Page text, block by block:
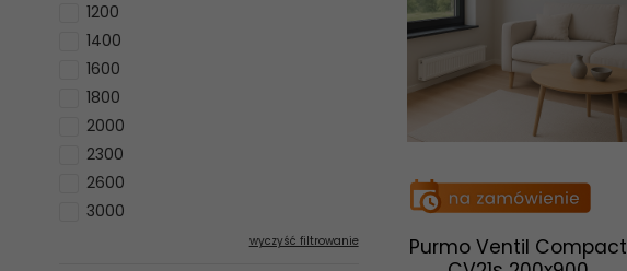
1200
1400
1600
1800
2000
2300
2600
3000
wyczyść filtrowanie
Purmo Ventil Compact